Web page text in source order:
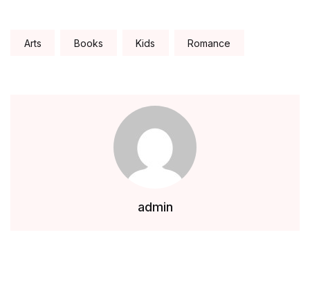
Tags:
Arts Books Kids Romance
admin